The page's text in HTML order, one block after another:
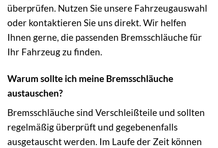
überprüfen. Nutzen Sie unsere Fahrzeugauswahl
oder kontaktieren Sie uns direkt. Wir helfen
Ihnen gerne, die passenden Bremsschläuche für
Ihr Fahrzeug zu finden.
Warum sollte ich meine Bremsschläuche
austauschen?
Bremsschläuche sind Verschleißteile und sollten
regelmäßig überprüft und gegebenenfalls
ausgetauscht werden. Im Laufe der Zeit können